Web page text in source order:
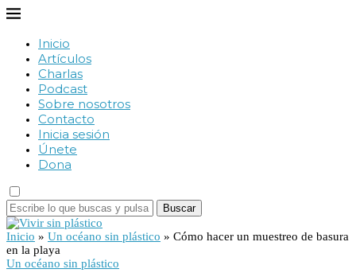
Inicio
Artículos
Charlas
Podcast
Sobre nosotros
Contacto
Inicia sesión
Únete
Dona
Buscar
Inicio » Un océano sin plástico » Cómo hacer un muestreo de basura
en la playa
Un océano sin plástico